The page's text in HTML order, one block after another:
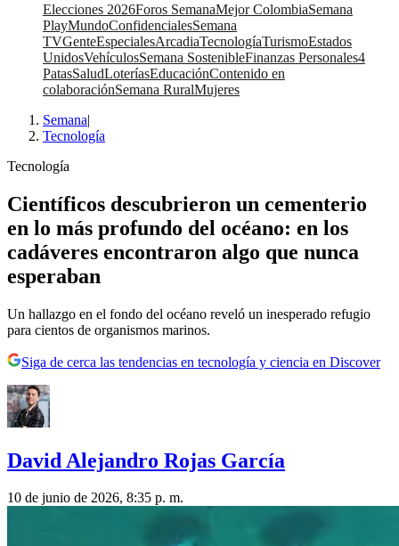
Elecciones 2026Foros SemanaMejor ColombiaSemana
PlayMundoConfidencialesSemana
TVGenteEspecialesArcadiaTecnologíaTurismoEstados
UnidosVehículosSemana SostenibleFinanzas Personales4
PatasSaludLoteríasEducaciónContenido en
colaboraciónSemana RuralMujeres
Semana|
Tecnología
Tecnología
Científicos descubrieron un cementerio
en lo más profundo del océano: en los
cadáveres encontraron algo que nunca
esperaban
Un hallazgo en el fondo del océano reveló un inesperado refugio
para cientos de organismos marinos.
Siga de cerca las tendencias en tecnología y ciencia en Discover
David Alejandro Rojas García
10 de junio de 2026, 8:35 p. m.